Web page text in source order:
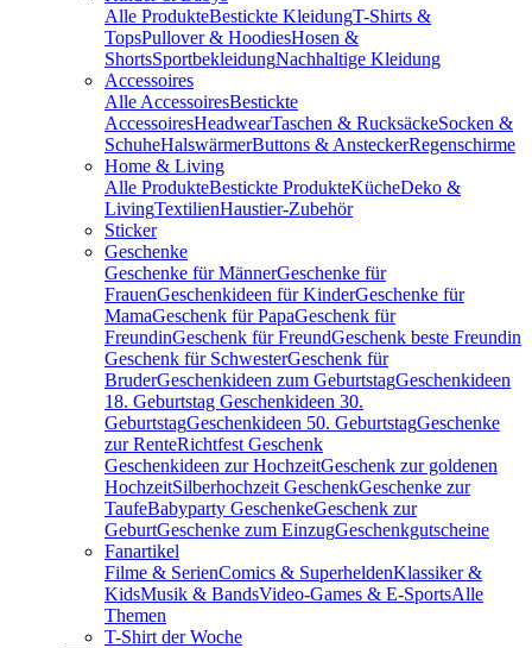
Alle ProdukteBestickte KleidungT-Shirts &
TopsPullover & HoodiesHosen &
ShortsSportbekleidungNachhaltige Kleidung
Accessoires
Alle AccessoiresBestickte
AccessoiresHeadwearTaschen & RucksäckeSocken &
SchuheHalswärmerButtons & AnsteckerRegenschirme
Home & Living
Alle ProdukteBestickte ProdukteKücheDeko &
LivingTextilienHaustier-Zubehör
Sticker
Geschenke
Geschenke für MännerGeschenke für
FrauenGeschenkideen für KinderGeschenke für
MamaGeschenk für PapaGeschenk für
FreundinGeschenk für FreundGeschenk beste Freundin
Geschenk für SchwesterGeschenk für
BruderGeschenkideen zum GeburtstagGeschenkideen
18. Geburtstag Geschenkideen 30.
GeburtstagGeschenkideen 50. GeburtstagGeschenke
zur RenteRichtfest Geschenk
Geschenkideen zur HochzeitGeschenk zur goldenen
HochzeitSilberhochzeit GeschenkGeschenke zur
TaufeBabyparty GeschenkeGeschenk zur
GeburtGeschenke zum EinzugGeschenkgutscheine
Fanartikel
Filme & SerienComics & SuperheldenKlassiker &
KidsMusik & BandsVideo-Games & E-SportsAlle
Themen
T-Shirt der Woche